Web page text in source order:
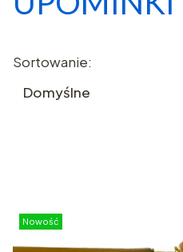
Lista produktów
Sortowanie:
Domyślne
Nowość